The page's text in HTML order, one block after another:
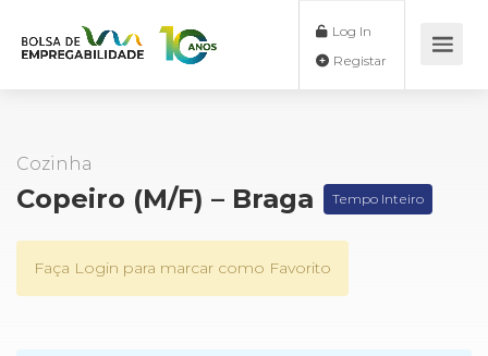
Log In
Cozinha
Copeiro (M/F) – Braga Tempo Inteiro
Faça Login para marcar como Favorito